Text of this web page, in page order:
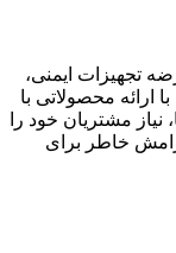
تجهیزات ایمنی،
ارائه محصولاتی با
نیاز مشتریان خود را
خاطر برای